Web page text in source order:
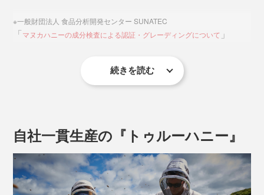
で、安価なものに含まれる「マヌカハニー」は、ごくわ
『トゥルーハニー』の「マヌカロゼンジ」は、「マヌカ
ハニー」90％の贅沢配合。
工甘味料、香料、防腐剤、砂糖、すべて不使用です。
働き蜂の寿命は１ヶ月。その間に集めるのはスプーン１杯相当のハチミツといわ
れる
※一般財団法人 食品分析開発センター SUNATEC
「マヌカハニーの成分検査による認証・グレーディングについて 」
出のルールに基づき、厳しい検査をクリアしたものだけ
に、表示が認められます。表示偽装や粗悪品を見分ける
ポイントにも。
続きを読む
自社一貫生産の『トゥルーハニー』